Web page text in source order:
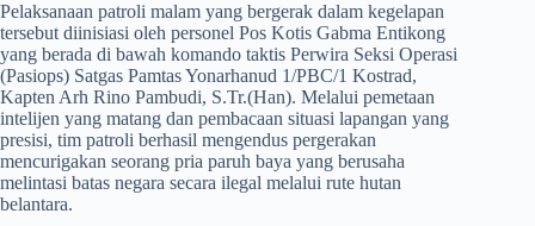
Pelaksanaan patroli malam yang bergerak dalam kegelapan
tersebut diinisiasi oleh personel Pos Kotis Gabma Entikong
yang berada di bawah komando taktis Perwira Seksi Operasi
(Pasiops) Satgas Pamtas Yonarhanud 1/PBC/1 Kostrad,
Kapten Arh Rino Pambudi, S.Tr.(Han). Melalui pemetaan
intelijen yang matang dan pembacaan situasi lapangan yang
presisi, tim patroli berhasil mengendus pergerakan
mencurigakan seorang pria paruh baya yang berusaha
melintasi batas negara secara ilegal melalui rute hutan
belantara.